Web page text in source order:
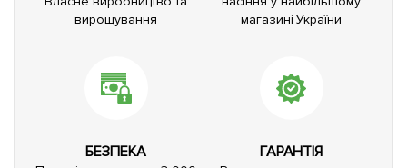
вирощування
магазині України
БЕЗПЕКА ГАРАНТІЯ